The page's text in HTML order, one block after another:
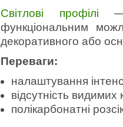
Світлові профілі —
функціональним
декоративного або
Переваги:
налаштування
відсутність видимих
полікарбонатні